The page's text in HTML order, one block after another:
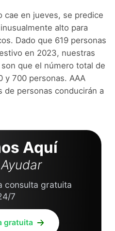
cae en jueves, se predice
alto para
Dado que 619 personas
en 2023, nuestras
que el número total de
y 700 personas. AAA
de personas conducirán a
Aquí
consulta gratuita
7
gratuita